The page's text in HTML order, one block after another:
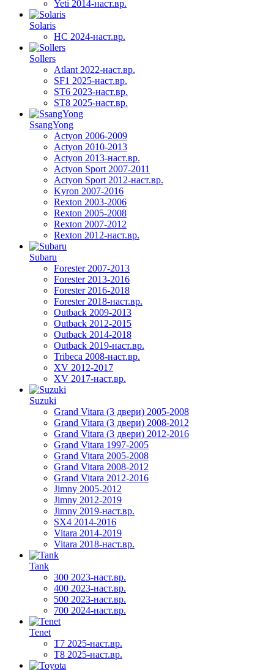
Yeti 2014-наст.вр.
Solaris
HC 2024-наст.вр.
Sollers
Atlant 2022-наст.вр.
SF1 2025-наст.вр.
ST6 2023-наст.вр.
ST8 2025-наст.вр.
SsangYong
Actyon 2006-2009
Actyon 2010-2013
Actyon 2013-наст.вр.
Actyon Sport 2007-2011
Actyon Sport 2012-наст.вр.
Kyron 2007-2016
Rexton 2003-2006
Rexton 2005-2008
Rexton 2007-2012
Rexton 2012-наст.вр.
Subaru
Forester 2007-2013
Forester 2013-2016
Forester 2016-2018
Forester 2018-наст.вр.
Outback 2009-2013
Outback 2012-2015
Outback 2014-2018
Outback 2019-наст.вр.
Tribeca 2008-наст.вр.
XV 2012-2017
XV 2017-наст.вр.
Suzuki
Grand Vitara (3 двери) 2005-2008
Grand Vitara (3 двери) 2008-2012
Grand Vitara (3 двери) 2012-2016
Grand Vitara 1997-2005
Grand Vitara 2005-2008
Grand Vitara 2008-2012
Grand Vitara 2012-2016
Jimny 2005-2012
Jimny 2012-2019
Jimny 2019-наст.вр.
SX4 2014-2016
Vitara 2014-2019
Vitara 2018-наст.вр.
Tank
300 2023-наст.вр.
400 2023-наст.вр.
500 2023-наст.вр.
700 2024-наст.вр.
Tenet
T7 2025-наст.вр.
T8 2025-наст.вр.